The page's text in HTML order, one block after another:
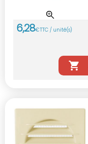
6,28€TTC / unité(s)